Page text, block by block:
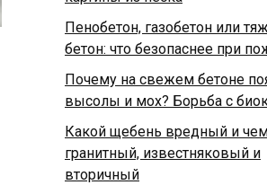
Пенобетон, газобетон или
бетон: что безопаснее при
Почему на свежем бетоне
высолы и мох? Борьба с
Какой щебень вредный и
гранитный, известняковый и
вторичный